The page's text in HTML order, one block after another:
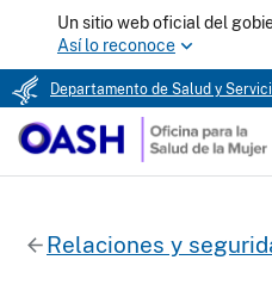
Un sitio web oficial del
Así lo reconoce
Departamento de Salud y
Relaciones y